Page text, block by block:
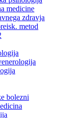
medicine
zdravja
metod
bolezni